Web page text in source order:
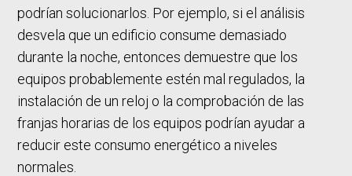
podrían solucionarlos. Por ejemplo, si el análisis
desvela que un edificio consume demasiado
durante la noche, entonces demuestre que los
equipos probablemente estén mal regulados, la
instalación de un reloj o la comprobación de las
franjas horarias de los equipos podrían ayudar a
reducir este consumo energético a niveles
normales.